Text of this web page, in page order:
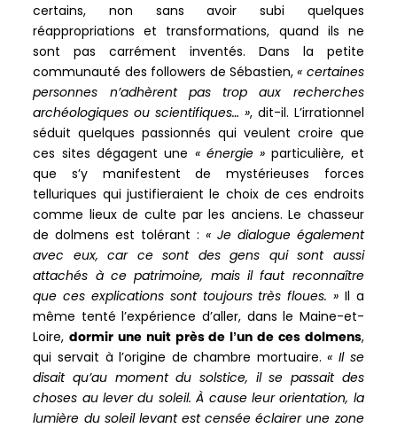
certains, non sans avoir subi quelques
réappropriations et transformations, quand ils ne
sont pas carrément inventés. Dans la petite
communauté des followers de Sébastien,« certaines
personnes n’adhèrent pas trop aux recherches
archéologiques ou scientifiques… », dit-il. L’irrationnel
séduit quelques passionnés qui veulent croire que
ces sites dégagent une « énergie » particulière, et
que s’y manifestent de mystérieuses forces
telluriques qui justifieraient le choix de ces endroits
comme lieux de culte par les anciens. Le chasseur
de dolmens est tolérant : « Je dialogue également
avec eux, car ce sont des gens qui sont aussi
attachés à ce patrimoine, mais il faut reconnaître
que ces explications sont toujours très floues. » Il a
même tenté l’expérience d’aller, dans le Maine-et-
Loire,dormir une nuit près de l’un de ces dolmens,
qui servait à l’origine de chambre mortuaire.« Il se
disait qu’au moment du solstice, il se passait des
choses au lever du soleil.À cause leur orientation, la
lumière du soleil levant est censée éclairer une zone